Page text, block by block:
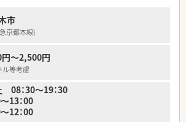
配置されており、全店舗・全時間帯に必ず事務員さ
います。
の方
の職場をご希望の方
市
京都本線)
～2,500円
等考慮
08：30～19：30
13：00
12：00